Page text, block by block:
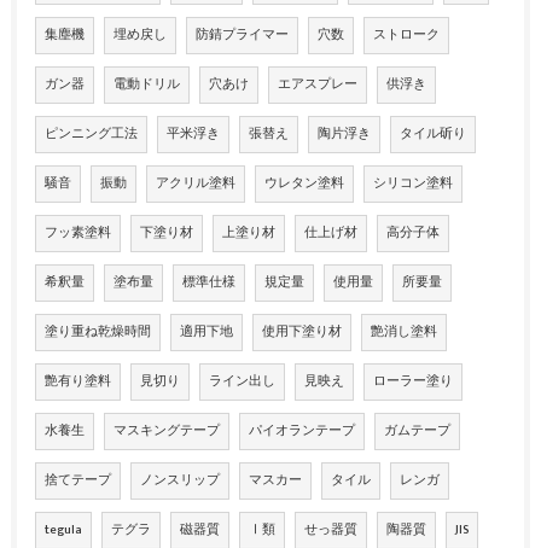
集塵機 埋め戻し 防錆プライマー 穴数 ストローク
ガン器 電動ドリル 穴あけ エアスプレー 供浮き
ピンニング工法 平米浮き 張替え 陶片浮き タイル斫り
騒音 振動 アクリル塗料 ウレタン塗料 シリコン塗料
フッ素塗料 下塗り材 上塗り材 仕上げ材 高分子体
希釈量 塗布量 標準仕様 規定量 使用量 所要量
塗り重ね乾燥時間 適用下地 使用下塗り材 艶消し塗料
艶有り塗料 見切り ライン出し 見映え ローラー塗り
水養生 マスキングテープ パイオランテープ ガムテープ
捨てテープ ノンスリップ マスカー タイル レンガ
tegula テグラ 磁器質 Ⅰ類 せっ器質 陶器質 JIS